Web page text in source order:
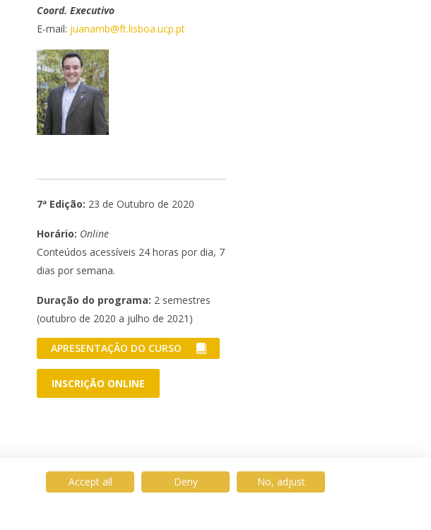
Coord. Executivo
E-mail: juanamb@ft.lisboa.ucp.pt
7ª Edição: 23 de Outubro de 2020
Horário: Online
Conteúdos acessíveis 24 horas por dia, 7
dias por semana.
Duração do programa: 2 semestres
(outubro de 2020 a julho de 2021)
APRESENTAÇÃO DO CURSO
INSCRIÇÃO ONLINE
Accept all Deny No, adjust